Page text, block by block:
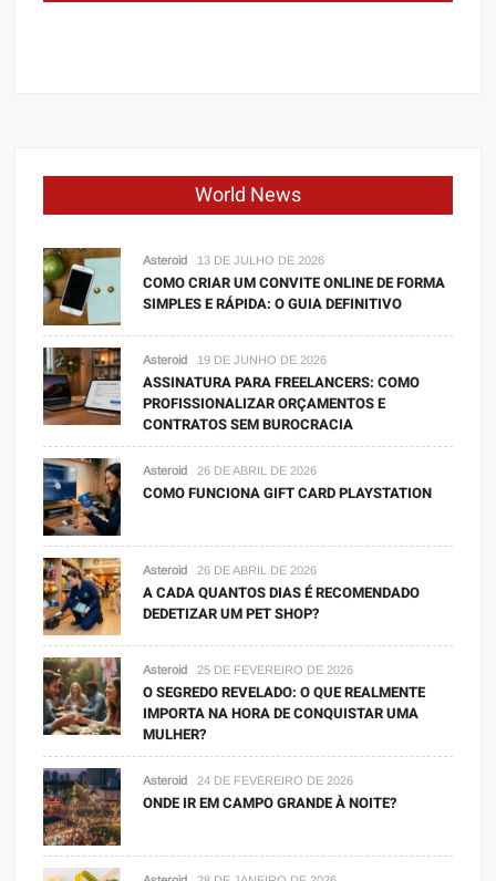
World News
Asteroid 13 DE JULHO DE 2026
COMO CRIAR UM CONVITE ONLINE DE FORMA
SIMPLES E RÁPIDA: O GUIA DEFINITIVO
Asteroid 19 DE JUNHO DE 2026
ASSINATURA PARA FREELANCERS: COMO
PROFISSIONALIZAR ORÇAMENTOS E
CONTRATOS SEM BUROCRACIA
Asteroid 26 DE ABRIL DE 2026
COMO FUNCIONA GIFT CARD PLAYSTATION
Asteroid 26 DE ABRIL DE 2026
A CADA QUANTOS DIAS É RECOMENDADO
DEDETIZAR UM PET SHOP?
Asteroid 25 DE FEVEREIRO DE 2026
O SEGREDO REVELADO: O QUE REALMENTE
IMPORTA NA HORA DE CONQUISTAR UMA
MULHER?
Asteroid 24 DE FEVEREIRO DE 2026
ONDE IR EM CAMPO GRANDE À NOITE?